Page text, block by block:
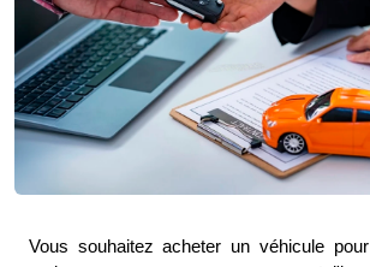
Vous souhaitez acheter un véhicule